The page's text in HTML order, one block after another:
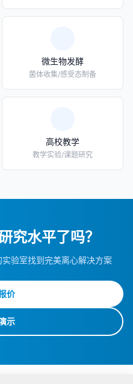
微生物发酵
菌体收集/感受态制备
高校教学
教学实验/课题研究
究水平了吗？
验室找到完美离心解决方案
价
示